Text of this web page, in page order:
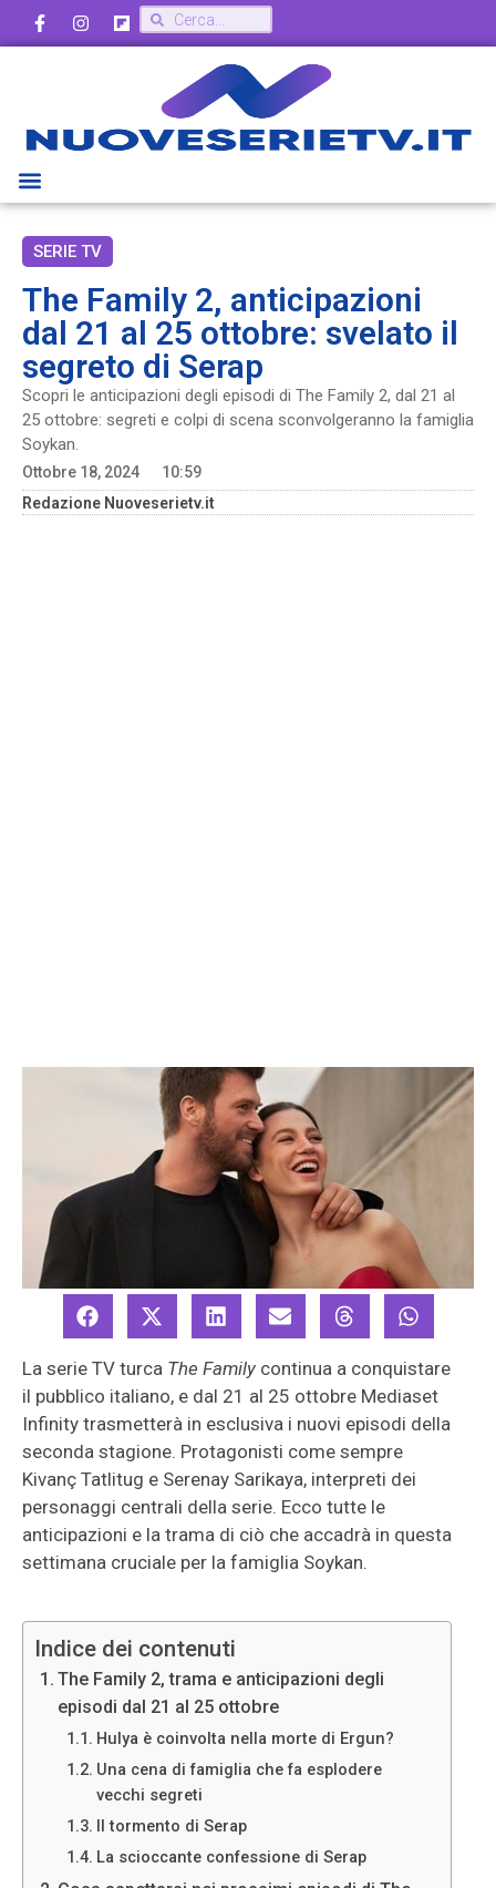
SERIE TV
The Family 2, anticipazioni
dal 21 al 25 ottobre: svelato il
segreto di Serap
Scopri le anticipazioni degli episodi di The Family 2, dal 21 al
25 ottobre: segreti e colpi di scena sconvolgeranno la famiglia
Soykan.
Ottobre 18, 2024
10:59
Redazione Nuoveserietv.it
La serie TV turca The Family continua a conquistare
il pubblico italiano, e dal 21 al 25 ottobre Mediaset
Infinity trasmetterà in esclusiva i nuovi episodi della
seconda stagione. Protagonisti come sempre
Kivanç Tatlitug e Serenay Sarikaya, interpreti dei
personaggi centrali della serie. Ecco tutte le
anticipazioni e la trama di ciò che accadrà in questa
settimana cruciale per la famiglia Soykan.
Indice dei contenuti
The Family 2, trama e anticipazioni degli
episodi dal 21 al 25 ottobre
Hulya è coinvolta nella morte di Ergun?
Una cena di famiglia che fa esplodere
vecchi segreti
Il tormento di Serap
La scioccante confessione di Serap